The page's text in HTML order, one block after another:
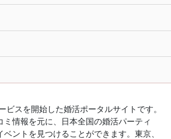
ビスを開始した婚活ポータルサイトです。
情報を元に、日本全国の婚活パーティ
ントを見つけることができます。東京、